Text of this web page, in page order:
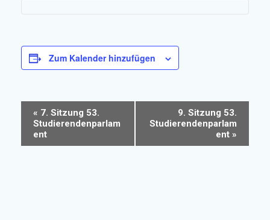
Zum Kalender hinzufügen
« 7. Sitzung 53.
Studierendenparlam
ent
9. Sitzung 53.
Studierendenparlam
ent »